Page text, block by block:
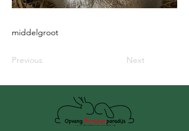
middelgroot
Previous Next